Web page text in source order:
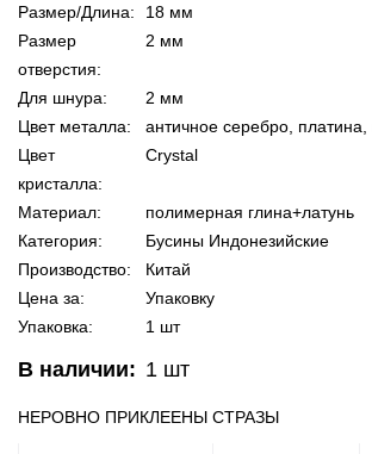
Размер/Длина:
18 мм
Размер
отверстия:
2 мм
Для шнура:
2 мм
Цвет металла:
античное серебро, платина,
Цвет
кристалла:
Crystal
Материал:
полимерная глина+латунь
Категория:
Бусины Индонезийские
Производство:
Китай
Цена за:
Упаковку
Упаковка:
1 шт
В наличии: 1 шт
НЕРОВНО ПРИКЛЕЕНЫ СТРАЗЫ